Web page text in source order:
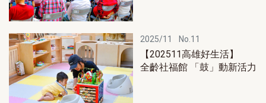
2025/11 No.11
【202511高雄好生活】
全齡社福館 「鼓」動新活力